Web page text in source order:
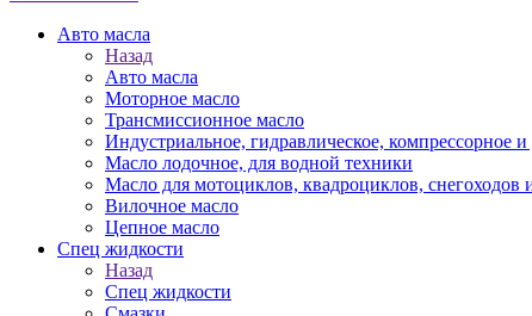
Авто масла
Назад
Авто масла
Моторное масло
Трансмиссионное масло
Индустриальное, гидравлическое, компрессорное
Масло лодочное, для водной техники
Масло для мотоциклов, квадроциклов, снегоходов
Вилочное масло
Цепное масло
Спец жидкости
Назад
Спец жидкости